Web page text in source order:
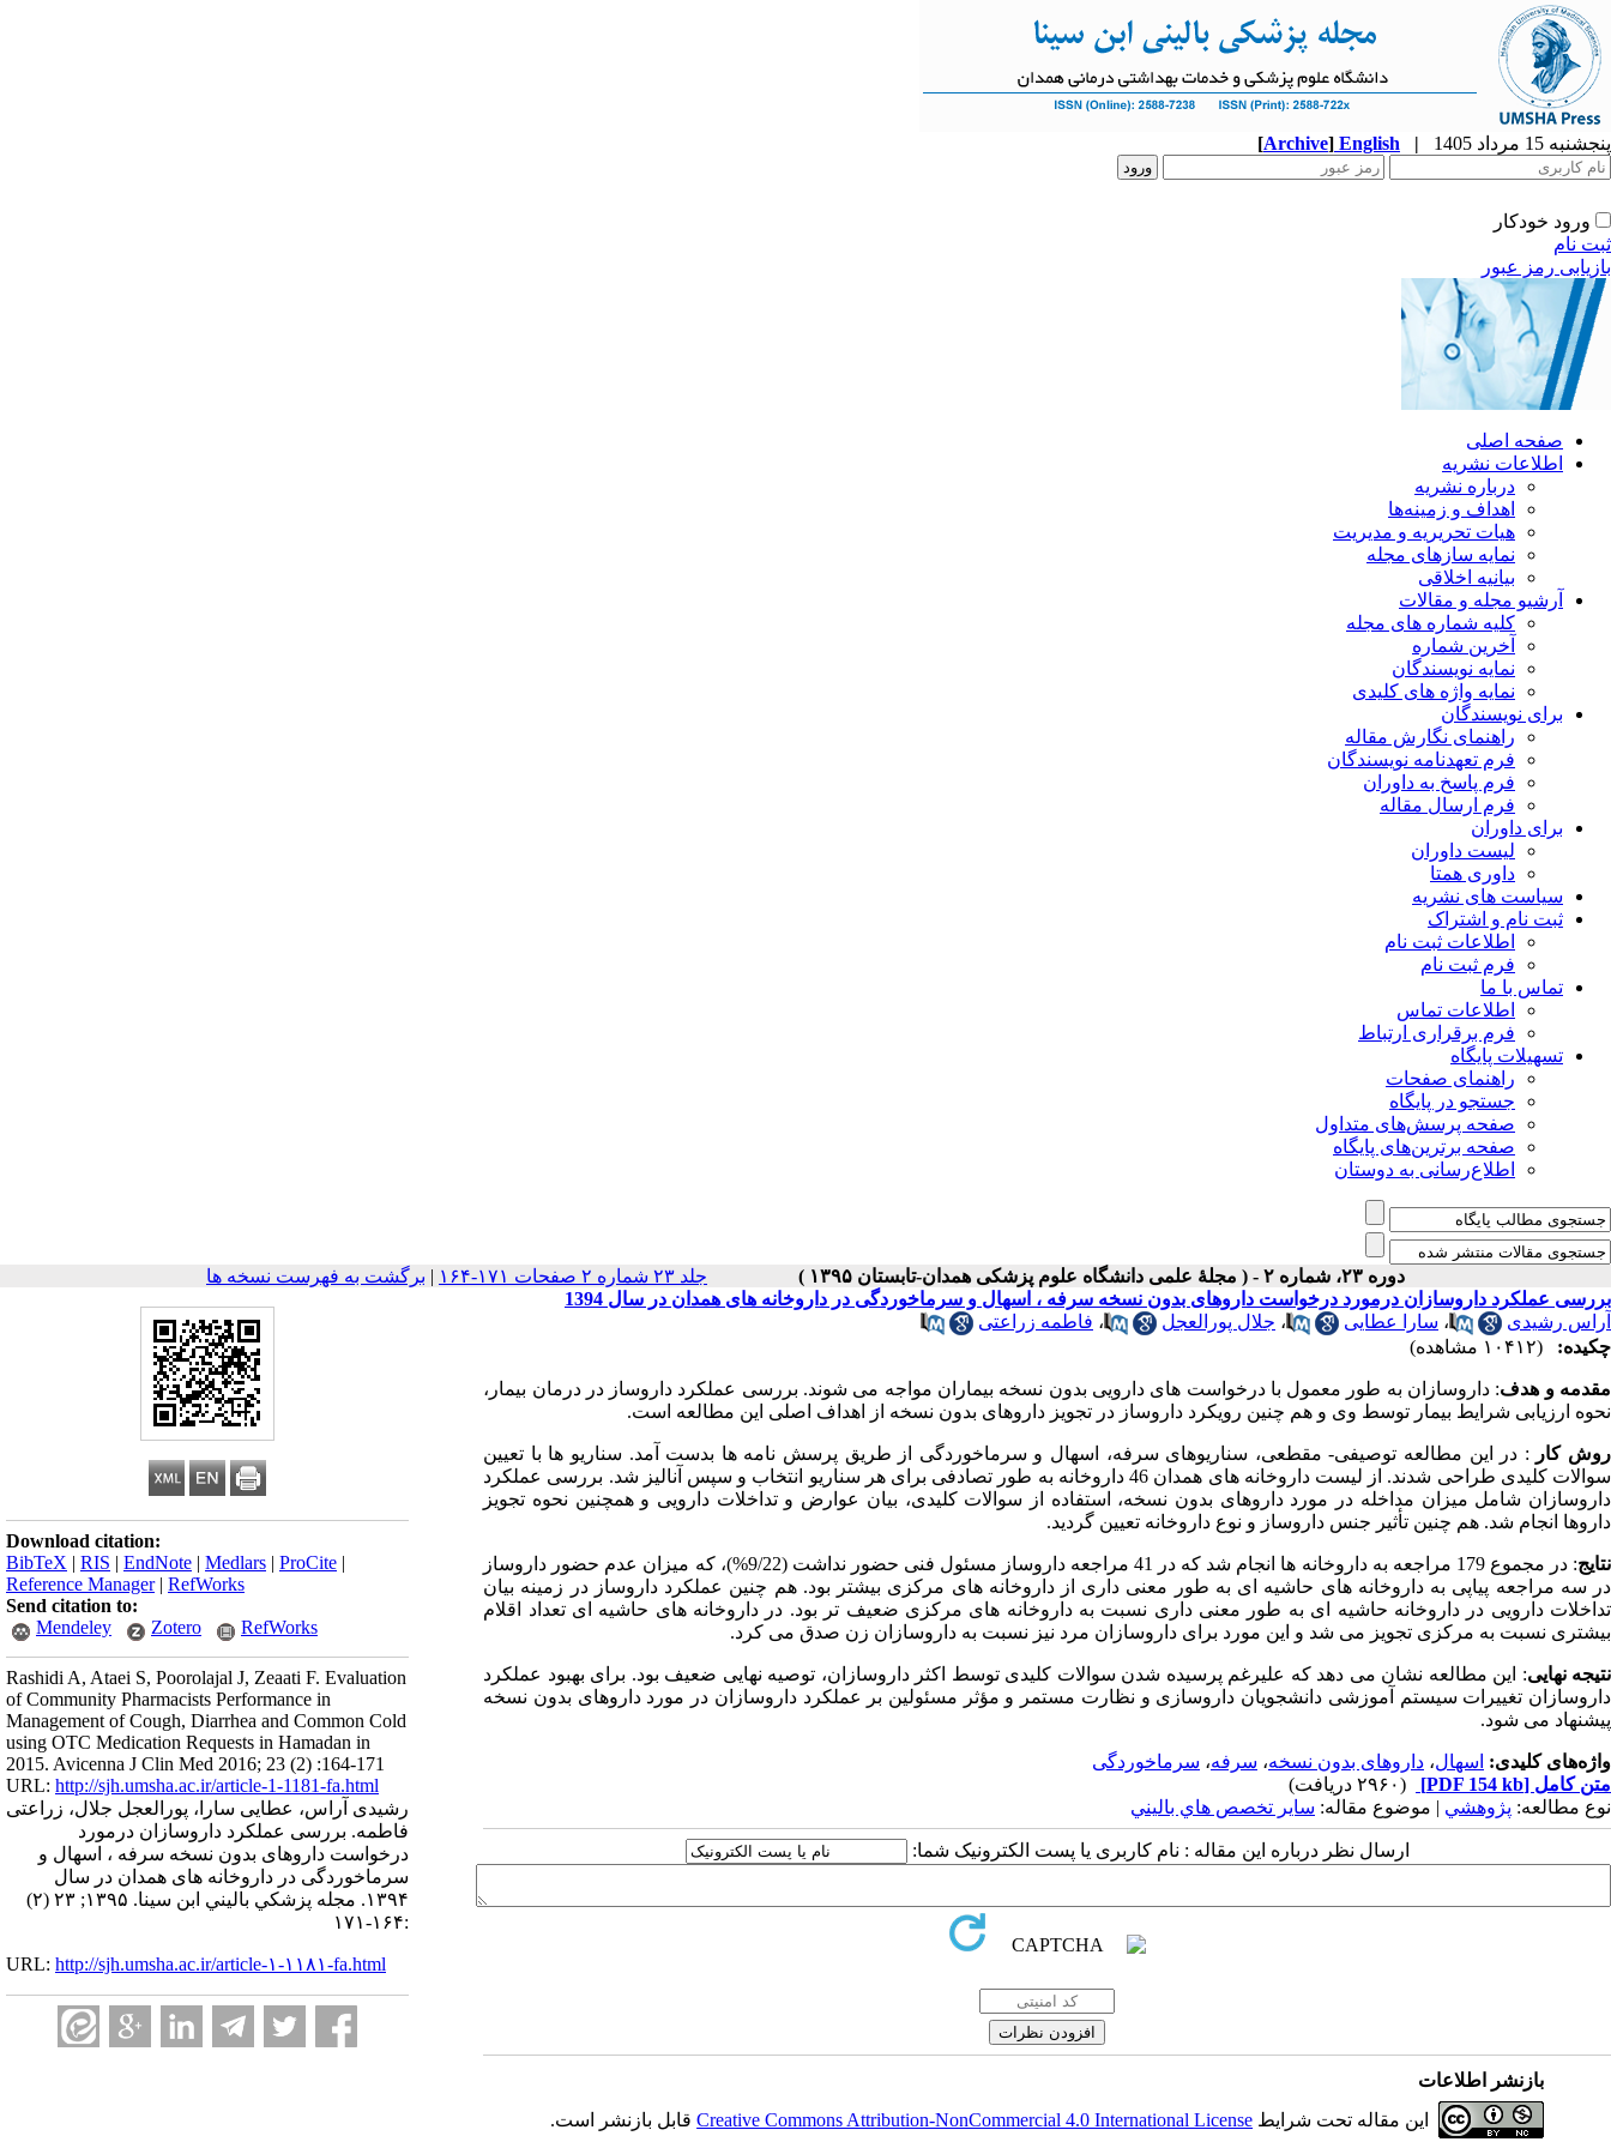
پنجشنبه 15 مرداد 1405 |
English
[Archive]
ورود خودکار
ثبت نام
بازیابی رمز عبور
صفحه اصلی
اطلاعات نشریه
درباره نشریه
اهداف و زمینه‌ها
هیات تحریریه و مدیریت
نمایه سازهای مجله
بیانیه اخلاقی
آرشیو مجله و مقالات
کلیه شماره های مجله
آخرین شماره
نمایه نویسندگان
نمایه واژه های کلیدی
برای نویسندگان
راهنمای نگارش مقاله
فرم تعهدنامه نویسندگان
فرم پاسخ به داوران
فرم ارسال مقاله
برای داوران
لیست داوران
داوری همتا
سیاست های نشریه
ثبت نام و اشتراک
اطلاعات ثبت نام
فرم ثبت نام
تماس با ما
اطلاعات تماس
فرم برقراری ارتباط
تسهیلات پایگاه
راهنمای صفحات
جستجو در پایگاه
صفحه پرسش‌های متداول
صفحه برترین‌های پایگاه
اطلاع‌رسانی به دوستان
دوره ۲۳، شماره ۲ - ( مجلۀ علمی دانشگاه علوم پزشکی همدان-تابستان ۱۳۹۵ ) جلد ۲۳ شماره ۲ صفحات ۱۷۱-۱۶۴ | برگشت به فهرست نسخه ها
Download citation:
BibTeX | RIS | EndNote | Medlars | ProCite |
Reference Manager| RefWorks
Send citation to:
Mendeley
Zotero RefWorks
Rashidi A, Ataei S, Poorolajal J, Zeaati F. Evaluation
of Community Pharmacists Performance in
Management of Cough, Diarrhea and Common Cold
using OTC Medication Requests in Hamadan in
2015. Avicenna J Clin Med 2016; 23 (2) :164-171
URL: http://sjh.umsha.ac.ir/article-1-1181-fa.html
رشیدی آراس، عطایی سارا، پورالعجل جلال، زراعتی
فاطمه. بررسی عملکرد داروسازان درمورد
درخواست داروهای بدون نسخه سرفه ، اسهال و
سرماخوردگی در داروخانه های همدان در سال
۱۳۹۴. مجله پزشكي باليني ابن سينا. ۱۳۹۵; ۲۳ (۲)
:۱۶۴-۱۷۱
URL: http://sjh.umsha.ac.ir/article-۱-۱۱۸۱-fa.html
بررسی عملکرد داروسازان درمورد درخواست داروهای بدون نسخه سرفه ، اسهال و سرماخوردگی در داروخانه های همدان در سال 1394
آراس رشیدی
، سارا عطایی ، جلال پورالعجل ، فاطمه زراعتی
چکیده:
(۱۰۴۱۲ مشاهده)
مقدمه و هدف: داروسازان به طور معمول با درخواست های دارویی بدون نسخه بیماران مواجه می شوند. بررسی عملکرد داروساز در درمان بیمار،
نحوه ارزیابی شرایط بیمار توسط وی و هم چنین رویکرد داروساز در تجویز داروهای بدون نسخه از اهداف اصلی این مطالعه است.
روش کار
: در این مطالعه توصیفی- مقطعی، سناریوهای سرفه، اسهال و سرماخوردگی از طریق پرسش نامه ها بدست آمد. سناریو ها با تعیین
سوالات کلیدی طراحی شدند. از لیست داروخانه های همدان 46 داروخانه به طور تصادفی برای هر سناریو انتخاب و سپس آنالیز شد. بررسی عملکرد
داروسازان شامل میزان مداخله در مورد داروهای بدون نسخه، استفاده از سوالات کلیدی، بیان عوارض و تداخلات دارویی و همچنین نحوه تجویز
داروها انجام شد. هم چنین تأثیر جنس داروساز و نوع داروخانه تعیین گردید.
نتایج
: در مجموع 179 مراجعه به داروخانه ها انجام شد که در 41 مراجعه داروساز مسئول فنی حضور نداشت (9/22%)، که میزان عدم حضور داروساز
در سه مراجعه پیاپی به داروخانه های حاشیه ای به طور معنی داری از داروخانه های مرکزی بیشتر بود. هم چنین عملکرد داروساز در زمینه بیان
تداخلات دارویی در داروخانه حاشیه ای به طور معنی داری نسبت به داروخانه های مرکزی ضعیف تر بود. در داروخانه های حاشیه ای تعداد اقلام
بیشتری نسبت به مرکزی تجویز می شد و این مورد برای داروسازان مرد نیز نسبت به داروسازان زن صدق می کرد.
نتیجه نهایی: این مطالعه نشان می دهد که علیرغم پرسیده شدن سوالات کلیدی توسط اکثر داروسازان، توصیه نهایی ضعیف بود. برای بهبود عملکرد
داروسازان تغییرات سیستم آموزشی دانشجویان داروسازی و نظارت مستمر و مؤثر مسئولین بر عملکرد داروسازان در مورد داروهای بدون نسخه
پیشنهاد می شود.
واژه‌های کلیدی: اسهال، داروهای بدون نسخه، سرفه، سرماخوردگی
متن کامل [PDF 154 kb]
(۲۹۶۰ دریافت)
نوع مطالعه: پژوهشي | موضوع مقاله: سایر تخصص هاي باليني
ارسال نظر درباره این مقاله : نام کاربری یا پست الکترونیک شما:
بازنشر اطلاعات
این مقاله تحت شرایط Creative Commons Attribution-NonCommercial 4.0 International Licenseقابل بازنشر است.